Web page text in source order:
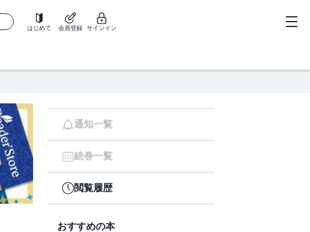
はじめて 会員登録 サインイン
通知一覧
続巻一覧
閲覧履歴
おすすめの本